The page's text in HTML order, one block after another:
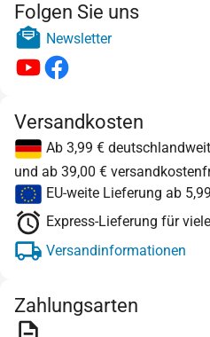
Folgen Sie uns
Newsletter
Versandkosten
Ab 3,99 € deutschlandweit
und ab 39,00 €
EU-weite Lieferung ab
Express-Lieferung für
Versandinformationen
Zahlungsarten